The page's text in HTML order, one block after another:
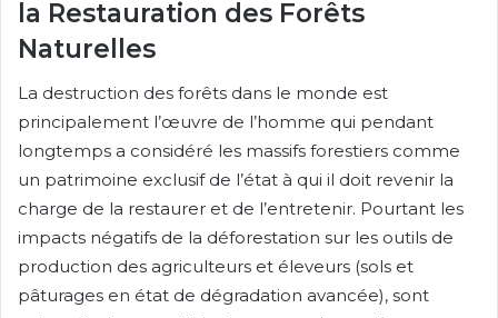
la Restauration des Forêts
Naturelles
La destruction des forêts dans le monde est
principalement l’œuvre de l’homme qui pendant
longtemps a considéré les massifs forestiers comme
un patrimoine exclusif de l’état à qui il doit revenir la
charge de la restaurer et de l’entretenir. Pourtant les
impacts négatifs de la déforestation sur les outils de
production des agriculteurs et éleveurs (sols et
pâturages en état de dégradation avancée), sont